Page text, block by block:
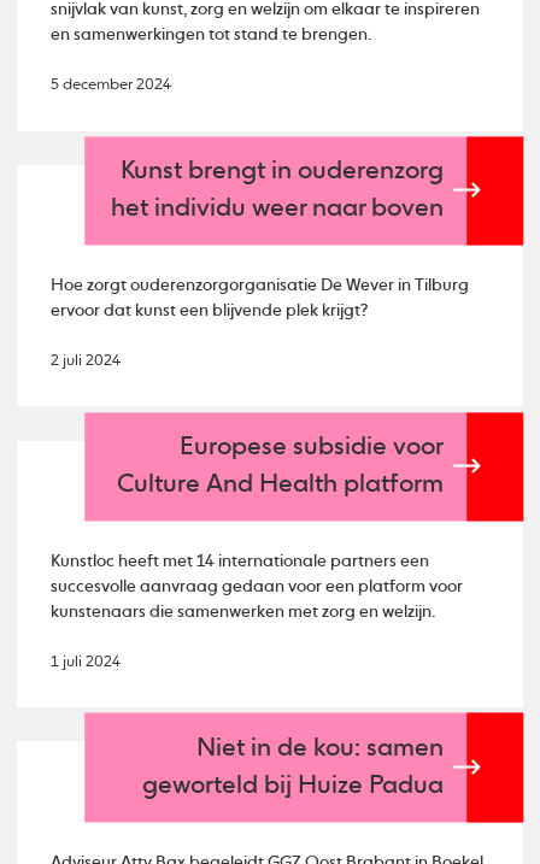
snijvlak van kunst, zorg en welzijn om elkaar te inspireren
en samenwerkingen tot stand te brengen.
5 december 2024
Kunst brengt in ouderenzorg
het individu weer naar boven
Hoe zorgt ouderenzorgorganisatie De Wever in Tilburg
ervoor dat kunst een blijvende plek krijgt?
2 juli 2024
Europese subsidie voor
Culture And Health platform
Kunstloc heeft met 14 internationale partners een
succesvolle aanvraag gedaan voor een platform voor
kunstenaars die samenwerken met zorg en welzijn.
1 juli 2024
Niet in de kou: samen
geworteld bij Huize Padua